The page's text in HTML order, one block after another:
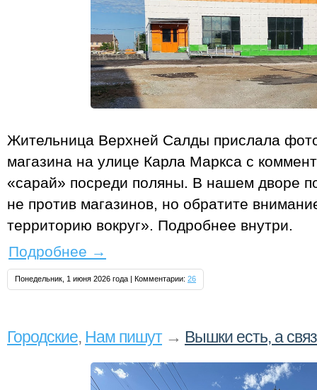
Жительница Верхней Салды прислала
магазина на улице Карла Маркса с
«сарай» посреди поляны. В нашем дворе
не против магазинов, но обратите
территорию вокруг». Подробнее внутри.
Подробнее →
Понедельник, 1 июня 2026 года | Комментарии: 26
Городские, Нам пишут→ Вышки есть, а